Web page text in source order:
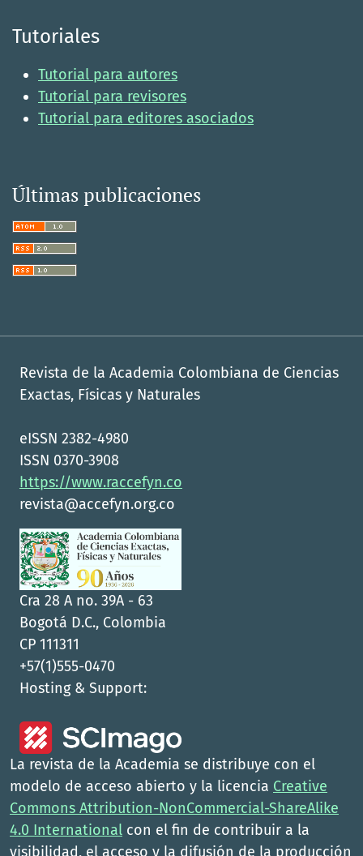
Tutoriales
Tutorial para autores
Tutorial para revisores
Tutorial para editores asociados
Últimas publicaciones
Revista de la Academia Colombiana de Ciencias
Exactas, Físicas y Naturales
eISSN 2382-4980
ISSN 0370-3908
https://www.raccefyn.co
revista@accefyn.org.co
Cra 28 A no. 39A - 63
Bogotá D.C., Colombia
CP 111311
+57(1)555-0470
Hosting & Support:
La revista de la Academia se distribuye con el
modelo de acceso abierto y la licencia Creative
Commons Attribution-NonCommercial-ShareAlike
4.0 International con el fin de contribuir a la
visibilidad, el acceso y la difusión de la producción